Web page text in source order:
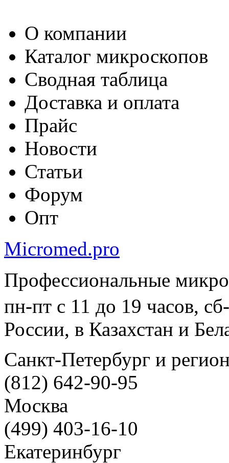
О компании
Каталог микроскопов
Сводная таблица
Доставка и оплата
Прайс
Новости
Статьи
Форум
Опт
Micromed.pro
Профессиональные
пн-пт с 11 до 19 часов,
России, в Казахстан и
Санкт-Петербург и
(812) 642-90-95
Москва
(499) 403-16-10
Екатеринбург